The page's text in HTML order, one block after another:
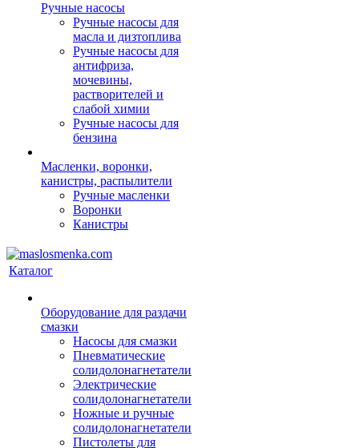
Ручные насосы
Ручные насосы для
масла и дизтоплива
Ручные насосы для
антифриза,
мочевины,
растворителей и
слабой химии
Ручные насосы для
бензина
Масленки, воронки,
канистры, распылители
Ручные масленки
Воронки
Канистры
Каталог
Оборудование для раздачи
смазки
Насосы для смазки
Пневматические
солидолонагнетатели
Электрические
солидолонагнетатели
Ножные и ручные
солидолонагнетатели
Пистолеты для